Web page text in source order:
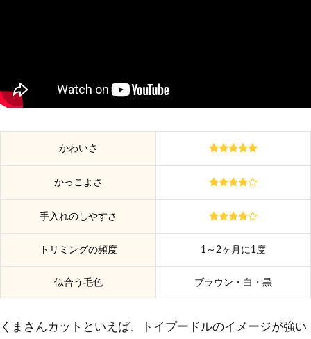
かわいさ
かっこよさ
手入れのしやすさ
トリミングの頻度 1～2ヶ月に1度
似合う毛色 ブラウン・白・黒
くまさんカットといえば、トイプードルのイメージが強い